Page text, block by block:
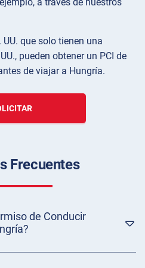
a través de nuestros
que solo tienen una
pueden obtener un PCI de
de viajar a Hungría.
Frecuentes
de Conducir